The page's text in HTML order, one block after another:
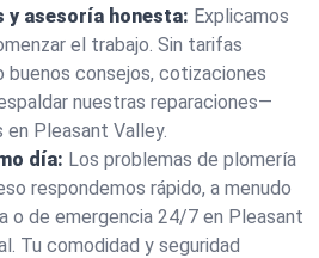
asesoría honesta: Explicamos
el trabajo. Sin tarifas
buenos consejos, cotizaciones
nuestras reparaciones—
en Pleasant Valley.
día: Los problemas de plomería
respondemos rápido, a menudo
o de emergencia 24/7 en Pleasant
Tu comodidad y seguridad